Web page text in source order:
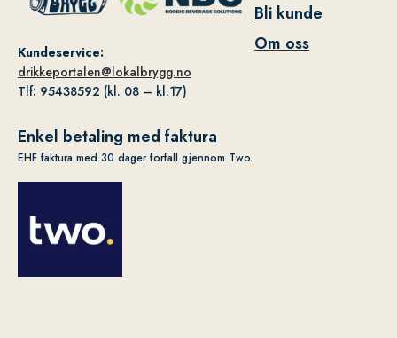
Kundeservice:
drikkeportalen@lokalbrygg.no
Tlf: 95438592 (kl. 08 – kl.17)
Bli kunde
Om oss
Enkel betaling med faktura
EHF faktura med 30 dager forfall gjennom Two.